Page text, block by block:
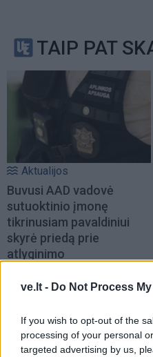
ve.lt - Do Not Process
If you wish to opt-out of the
processing of your personal
targeted advertising by us,
TAIP PAT
Aktualijos
Buvusi AAD vadovė
sutuoktinio įmonę
tikrinusiam pavaldiniui
skyrė priedą prie
atlyginimo